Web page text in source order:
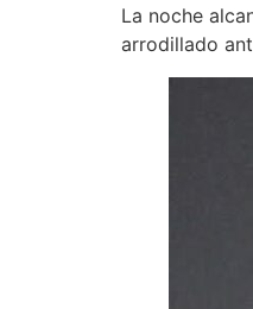
La noche
arrodillado